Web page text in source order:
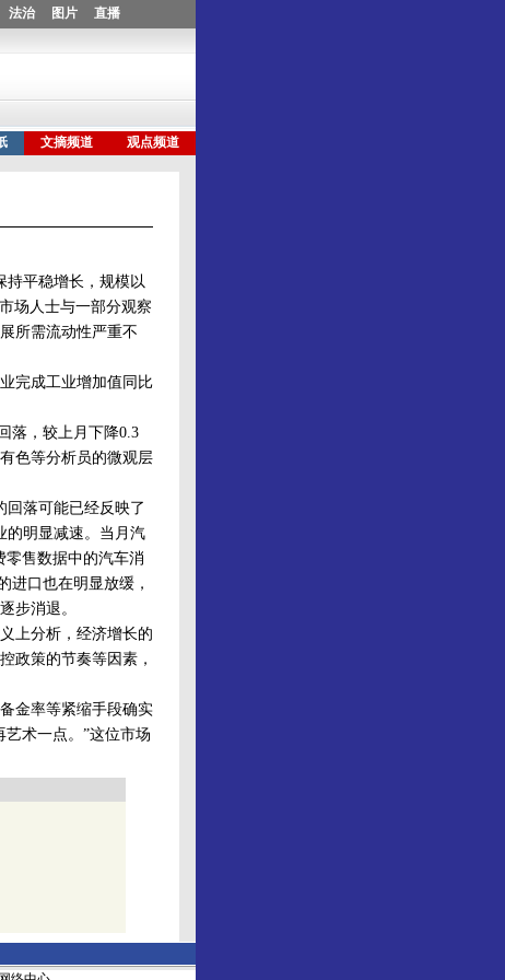
持平稳增长，规模以
场人士与一部分观察
所需流动性严重不
完成工业增加值同比
落，较上月下降0.3
色等分析员的微观层
落可能已经反映了
的明显减速。当月汽
零售数据中的汽车消
进口也在明显放缓，
逐步消退。
上分析，经济增长的
政策的节奏等因素，
金率等紧缩手段确实
术一点。”这位市场